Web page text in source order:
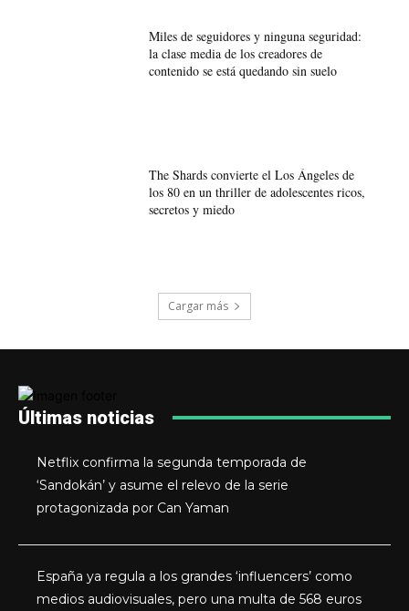
Miles de seguidores y ninguna seguridad:
la clase media de los creadores de
contenido se está quedando sin suelo
The Shards convierte el Los Ángeles de
los 80 en un thriller de adolescentes ricos,
secretos y miedo
Cargar más
Últimas noticias
Netflix confirma la segunda temporada de
‘Sandokán’ y asume el relevo de la serie
protagonizada por Can Yaman
España ya regula a los grandes ‘influencers’ como
medios audiovisuales, pero una multa de 568 euros